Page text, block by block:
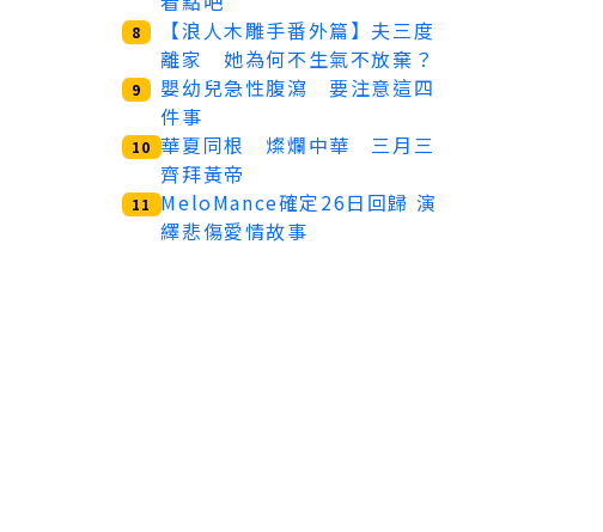
8
【浪人木雕手番外篇】夫三度
離家 她為何不生氣不放棄？
9
嬰幼兒急性腹瀉 要注意這四
件事
10 華夏同根 燦爛中華 三月三
齊拜黃帝
11
MeloMance確定26日回歸 演
繹悲傷愛情故事